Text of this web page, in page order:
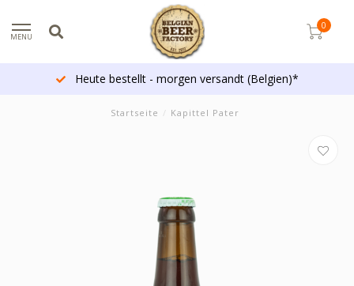
MENU
0
Heute bestellt - morgen versandt (Belgien)*
Startseite / Kapittel Pater